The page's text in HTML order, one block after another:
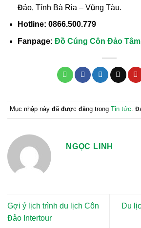
Đảo, Tỉnh Bà Rịa – Vũng Tàu.
Hotline: 0866.500.779
Fanpage: Đồ Cúng Côn Đảo
Mục nhập này đã được đăng trong Tin tức.
NGỌC LINH
Gợi ý lịch trình du lịch Côn
Đảo Intertour
Du